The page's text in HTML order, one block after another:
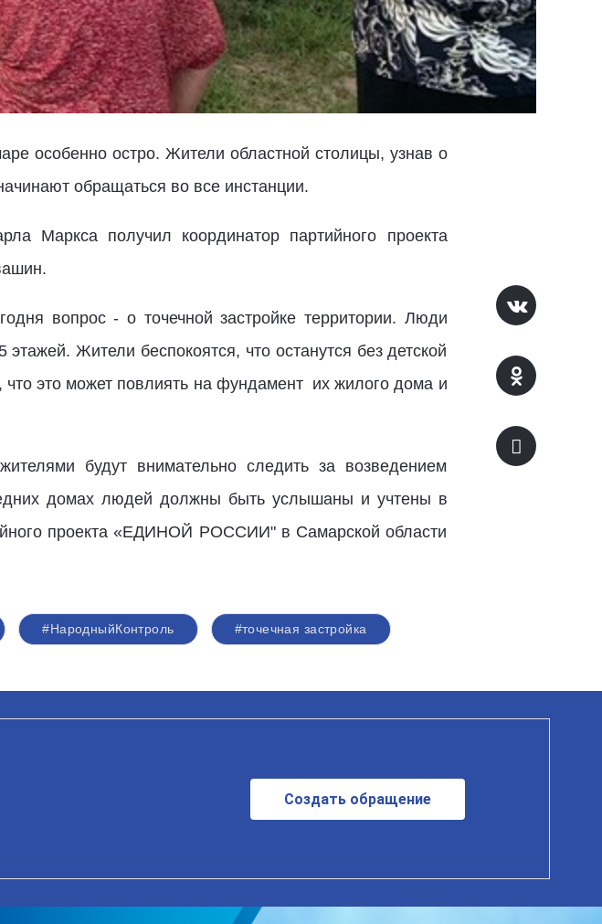
особенно остро. Жители областной столицы, узнав о
обращаться во все инстанции.
получил координатор партийного проекта
вопрос - о точечной застройке территории. Люди
Жители беспокоятся, что останутся без детской
что это может повлиять на фундамент их жилого дома и
будут внимательно следить за возведением
домах людей должны быть услышаны и учтены в
проекта «ЕДИНОЙ РОССИИ" в Самарской области
#НародныйКонтроль #точечная застройка
Создать обращение